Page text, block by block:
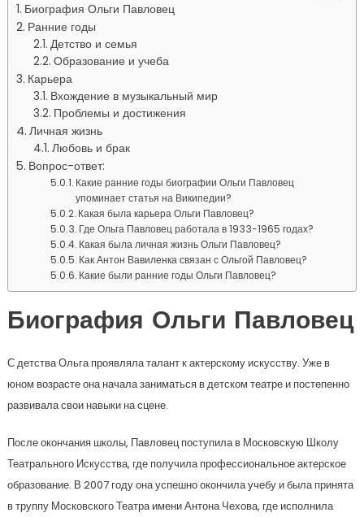
Биография Ольги Павловец
Ранние годы
Детство и семья
Образование и учеба
Карьера
Вхождение в музыкальный мир
Проблемы и достижения
Личная жизнь
Любовь и брак
Вопрос-ответ:
Какие ранние годы биографии Ольги Павловец
упоминает статья на Википедии?
Какая была карьера Ольги Павловец?
Где Ольга Павловец работала в 1933-1965 годах?
Какая была личная жизнь Ольги Павловец?
Как Антон Вавиленка связан с Ольгой Павловец?
Какие были ранние годы Ольги Павловец?
Биография Ольги Павловец
С детства Ольга проявляла талант к актерскому искусству. Уже в
юном возрасте она начала заниматься в детском театре и постепенно
развивала свои навыки на сцене.
После окончания школы, Павловец поступила в Московскую Школу
Театрального Искусства, где получила профессиональное актерское
образование. В 2007 году она успешно окончила учебу и была принята
в труппу Московского Театра имени Антона Чехова, где исполнила